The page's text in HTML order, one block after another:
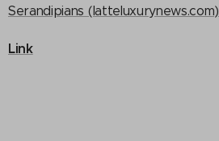
Serandipians (latteluxurynews.com)
Link